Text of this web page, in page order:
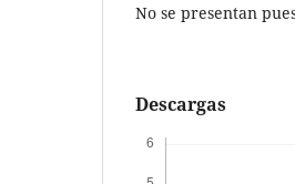
No se presentan
Descargas